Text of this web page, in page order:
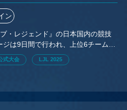
ン
・レジェンド』の日本国内の競技
は9日間で行われ、上位6チームが
施予定。
式大会 LJL 2025